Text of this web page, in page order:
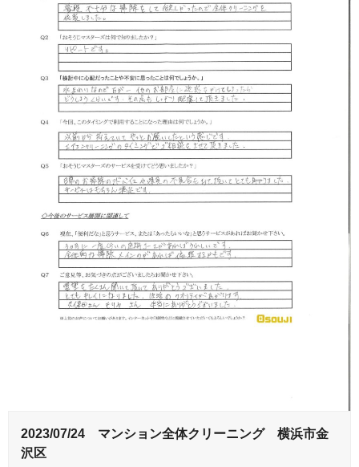
2023/07/24 マンション全体クリーニング 横浜市金
沢区